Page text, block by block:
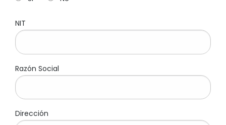
NIT
Razón Social
Dirección